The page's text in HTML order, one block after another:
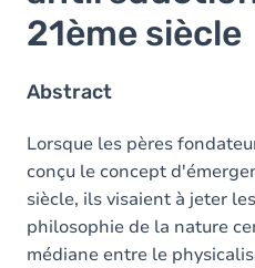
21ème siècle
Abstract
Lorsque les pères
conçu le concept
siècle, ils visaient à jeter
philosophie de la nature
médiane entre le